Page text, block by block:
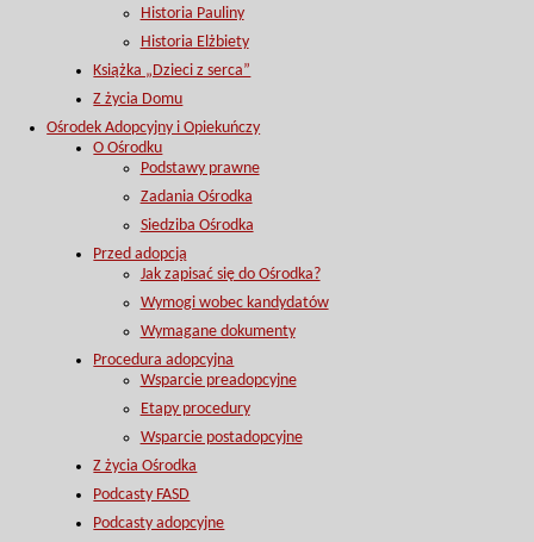
Historia Pauliny
Historia Elżbiety
Książka „Dzieci z serca”
Z życia Domu
Ośrodek Adopcyjny i Opiekuńczy
O Ośrodku
Podstawy prawne
Zadania Ośrodka
Siedziba Ośrodka
Przed adopcją
Jak zapisać się do Ośrodka?
Wymogi wobec kandydatów
Wymagane dokumenty
Procedura adopcyjna
Wsparcie preadopcyjne
Etapy procedury
Wsparcie postadopcyjne
Z życia Ośrodka
Podcasty FASD
Podcasty adopcyjne